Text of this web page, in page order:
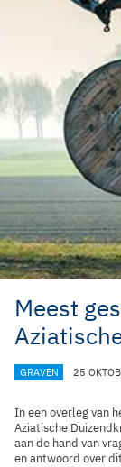
Meest
CATEGORIEËN
GRAVEN 25
In een overleg van
Aziatische
aan de hand van
en antwoord over